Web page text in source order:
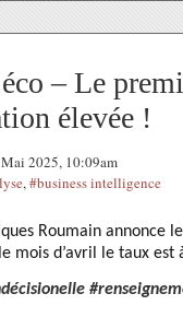
– Le
élevée !
2025, 10:09am
,#business intelligence
Roumain annonce
mois d’avril le taux est